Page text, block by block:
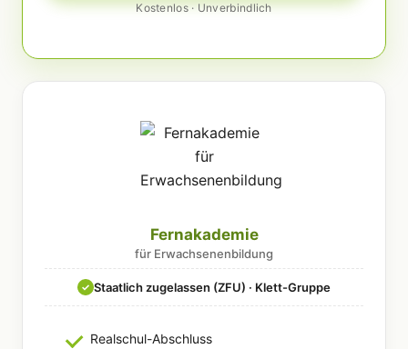
Kostenlos · Unverbindlich
Fernakademie
für Erwachsenenbildung
✓ Staatlich zugelassen (ZFU) · Klett-Gruppe
Realschul-Abschluss